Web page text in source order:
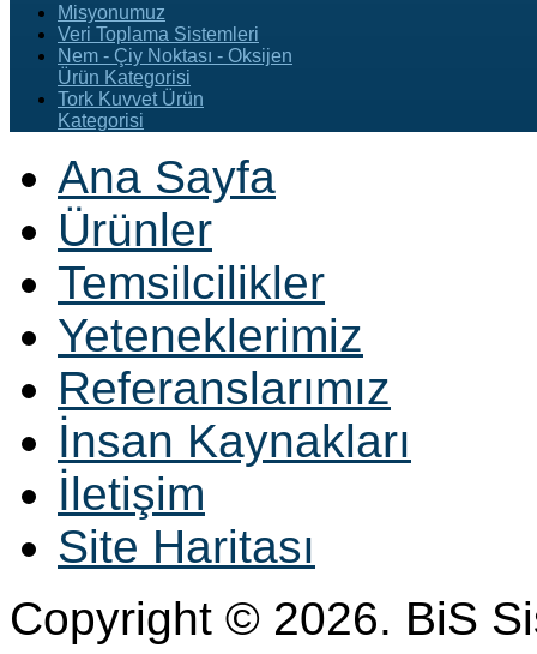
Misyonumuz
Veri Toplama Sistemleri
Nem - Çiy Noktası - Oksijen
Ürün Kategorisi
Tork Kuvvet Ürün
Kategorisi
Ana Sayfa
Ürünler
Temsilcilikler
Yeteneklerimiz
Referanslarımız
İnsan Kaynakları
İletişim
Site Haritası
Copyright © 2026. BiS